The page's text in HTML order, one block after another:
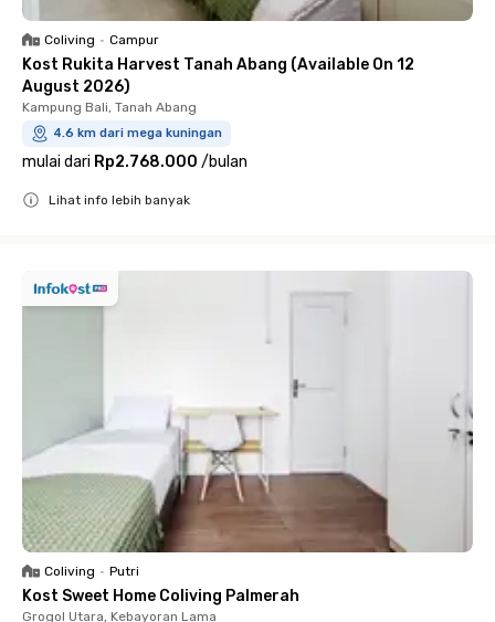
Coliving • Campur
Kost Rukita Harvest Tanah Abang (Available On 12
August 2026)
Kampung Bali, Tanah Abang
4.6 km dari mega kuningan
mulai dari Rp2.768.000 /bulan
Lihat info lebih banyak
Coliving • Putri
Kost Sweet Home Coliving Palmerah
Grogol Utara, Kebayoran Lama